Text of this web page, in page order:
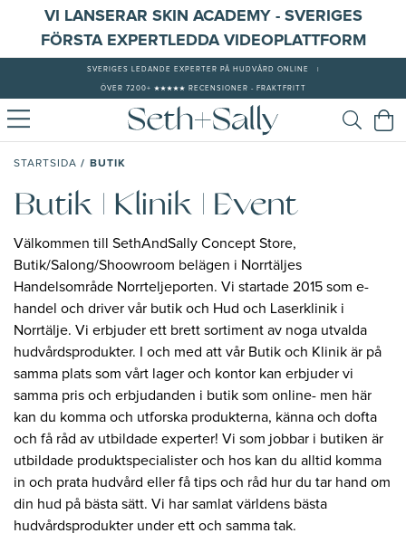
VI LANSERAR SKIN ACADEMY - SVERIGES
FÖRSTA EXPERTLEDDA VIDEOPLATTFORM
SVERIGES LEDANDE EXPERTER PÅ HUDVÅRD ONLINE
ÖVER 7200+ ★★★★★ RECENSIONER - FRAKTFRITT
STARTSIDA / BUTIK
Butik | Klinik | Event
Välkommen till SethAndSally Concept Store,
Butik/Salong/Shoowroom belägen i Norrtäljes
Handelsområde Norrteljeporten. Vi startade 2015 som e-
handel och driver vår butik och Hud och Laserklinik i
Norrtälje. Vi erbjuder ett brett sortiment av noga utvalda
hudvårdsprodukter. I och med att vår Butik och Klinik är på
samma plats som vårt lager och kontor kan erbjuder vi
samma pris och erbjudanden i butik som online- men här
kan du komma och utforska produkterna, känna och dofta
och få råd av utbildade experter! Vi som jobbar i butiken är
utbildade produktspecialister och hos kan du alltid komma
in och prata hudvård eller få tips och råd hur du tar hand om
din hud på bästa sätt. Vi har samlat världens bästa
hudvårdsprodukter under ett och samma tak.